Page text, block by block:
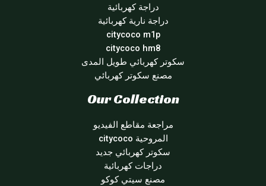
دراجة كهربائية
دراجة نارية كهربائية
citycoco m1p
citycoco hm8
سكوتر كهربائي طويل المدى
مصنع سكوتر كهربائي
Our Collection
مراجعة مقاطع الفيديو
المروحية citycoco
سكوتر كهربائي جديد
دراجات كهربائية
مصنع سيتي كوكو